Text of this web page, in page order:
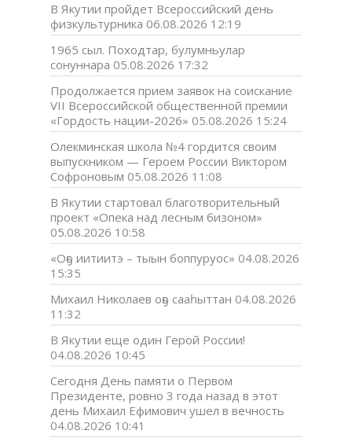
В Якутии пройдет Всероссийский день
физкультурника 06.08.2026 12:19
1965 сыл. Походтар, булумньулар
сонуннара 05.08.2026 17:32
Продолжается прием заявок на соискание
VII Всероссийской общественной премии
«Гордость нации-2026» 05.08.2026 15:24
Олекминская школа №4 гордится своим
выпускником — Героем России Виктором
Софроновым 05.08.2026 11:08
В Якутии стартовал благотворительный
проект «Опека над лесным бизоном»
05.08.2026 10:58
«Оҕо иитиитэ – тыын боппуруос» 04.08.2026
15:35
Михаил Николаев оҕо сааһыттан 04.08.2026
11:32
В Якутии еще один Герой России!
04.08.2026 10:45
Сегодня День памяти о Первом
Президенте, ровно 3 года назад в этот
день Михаил Ефимович ушел в вечность
04.08.2026 10:41